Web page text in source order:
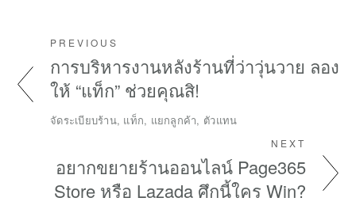
PREVIOUS
การบริหารงานหลังร้านที่ว่าวุ่นวาย ลอง
ให้ “แท็ก” ช่วยคุณสิ!
จัดระเบียบร้าน, แท็ก, แยกลูกค้า, ตัวแทน
NEXT
อยากขยายร้านออนไลน์ Page365
Store หรือ Lazada ศึกนี้ใคร Win?